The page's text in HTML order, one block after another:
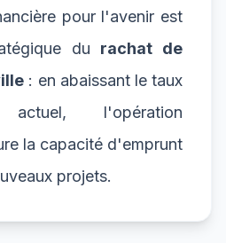
pour l'avenir est
du rachat de
: en abaissant le taux
actuel, l'opération
la capacité d'emprunt
projets.